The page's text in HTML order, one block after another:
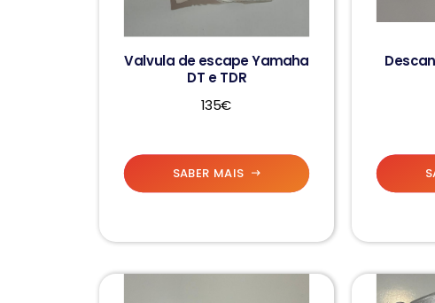
Valvula de escape Yamaha
DT e TDR
135€
SABER MAIS